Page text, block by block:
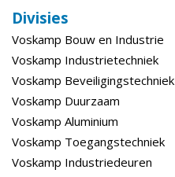
Divisies
Voskamp Bouw en Industrie
Voskamp Industrietechniek
Voskamp Beveiligingstechniek
Voskamp Duurzaam
Voskamp Aluminium
Voskamp Toegangstechniek
Voskamp Industriedeuren